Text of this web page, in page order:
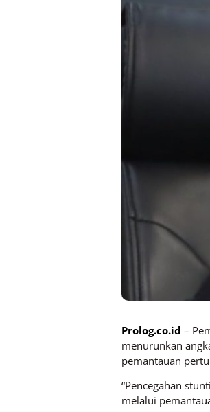
Prolog.co.id –
menurunkan
pemantauan
“Pencegahan
melalui